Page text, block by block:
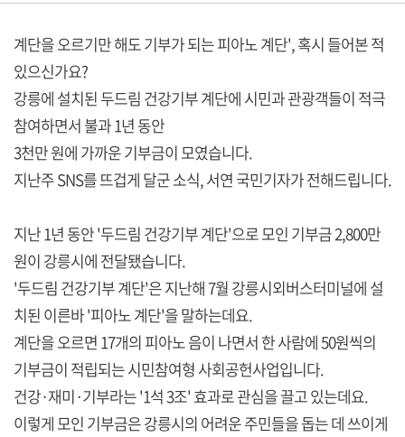
계단을 오르기만 해도 기부가 되는 피아노 계단', 혹시 들어본 적
있으신가요?
강릉에 설치된 두드림 건강기부 계단에 시민과 관광객들이 적극
참여하면서 불과 1년 동안
3천만 원에 가까운 기부금이 모였습니다.
지난주 SNS를 뜨겁게 달군 소식, 서연 국민기자가 전해드립니다.
지난 1년 동안 '두드림 건강기부 계단'으로 모인 기부금 2,800만
원이 강릉시에 전달됐습니다.
'두드림 건강기부 계단'은 지난해 7월 강릉시외버스터미널에 설
치된 이른바 '피아노 계단'을 말하는데요.
계단을 오르면 17개의 피아노 음이 나면서 한 사람에 50원씩의
기부금이 적립되는 시민참여형 사회공헌사업입니다.
건강·재미·기부라는 '1석 3조' 효과로 관심을 끌고 있는데요.
이렇게 모인 기부금은 강릉시의 어려운 주민들을 돕는 데 쓰이게